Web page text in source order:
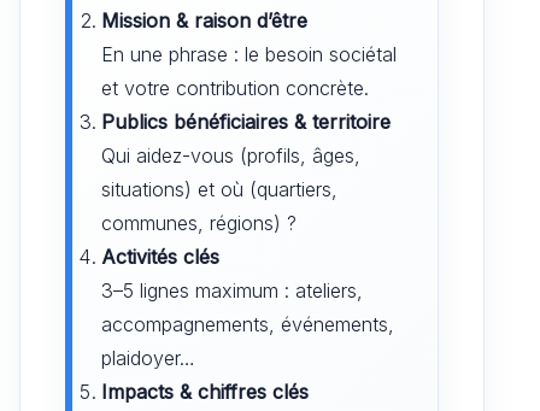
Mission & raison d’être
En une phrase : le besoin sociétal
et votre contribution concrète.
Publics bénéficiaires & territoire
Qui aidez-vous (profils, âges,
situations) et où (quartiers,
communes, régions) ?
Activités clés
3–5 lignes maximum : ateliers,
accompagnements, événements,
plaidoyer…
Impacts & chiffres clés